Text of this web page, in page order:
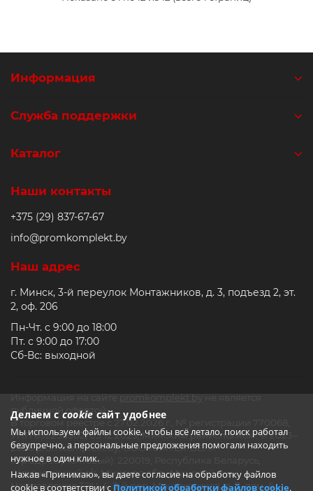
Делаем с cookie сайт удобнее
Мы используем файлы cookie, чтобы всё летало, поиск работал
безупречно, а персональные предложения помогали находить
нужное в один клик.
Нажав «Принимаю», вы даете согласие на обработку файлов
cookie в соответствии с Политикой обработки файлов cookie.
Информация
Служба поддержки
Каталог
Наши контакты
+375 (29) 837-67-67
info@promkomplekt.by
Наш адрес
г. Минск, 3-й переулок Монтажников, д. 3, подъезд 2, эт.
2, оф. 206
Пн-Чт. с 9:00 до 18:00
Пт. с 9:00 до 17:00
Сб-Вс: выходной
Информация на сайте promkomplekt.by не является
публичной офертой.
В торговом реестре с 27.02.2026 г., № регистрации 770068,
УНП 692235502, 05.12.2023, Минским райисполком. © 2023–
2026 promkomplekt.by, ООО «СМТЕХ-БЕЛ».
Юр.адрес (Почтовый): 220019, Республика Беларусь,
Щомыслицкий с/с, Минская обл., Минский р-н,
Направление ТЭЦ-4, 3-й пер. Монтажников, д. 3, пом. 6